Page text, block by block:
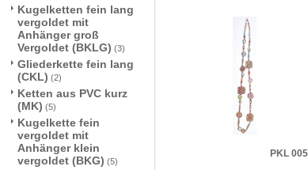
PKL 005
Kugelketten fein lang
vergoldet mit
Anhänger groß
Vergoldet (BKLG) (3)
Gliederkette fein lang
(CKL) (2)
Ketten aus PVC kurz
(MK) (5)
Kugelkette fein
vergoldet mit
Anhänger klein
vergoldet (BKG) (5)